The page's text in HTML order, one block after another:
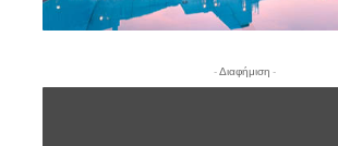
- Διαφήμιση -